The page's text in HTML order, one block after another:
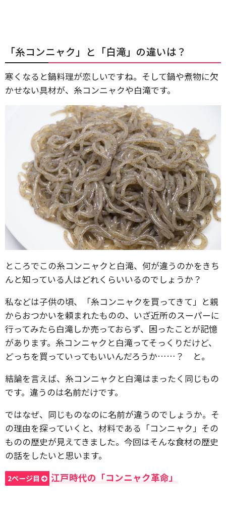
「糸コンニャク」と「白滝」の違いは？
寒くなると鍋料理が恋しいですね。そして鍋や煮物に欠
かせない具材が、糸コンニャクや白滝です。
ところでこの糸コンニャクと白滝、何が違うのかをきち
んと知っている人はどれくらいいるのでしょうか？
私などは子供の頃、「糸コンニャクを買ってきて」と親
からおつかいを頼まれたものの、いざ近所のスーパーに
行ってみたら白滝しか売っておらず、困ったことが記憶
があります。糸コンニャクと白滝ってそっくりだけど、
どっちを買っていってもいいんだろうか……？ と。
結論を言えば、糸コンニャクと白滝はまったく同じもの
です。違うのは名前だけです。
ではなぜ、同じものなのに名前が違うのでしょうか。そ
の理由を探っていくと、材料である「コンニャク」その
ものの歴史が見えてきました。今回はそんな食材の歴史
の話をしたいと思います。
2ページ目 江戸時代の「コンニャク革命」